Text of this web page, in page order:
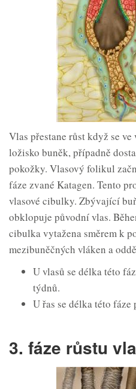
Vlas přestane růst když se
ložisko buněk, případně
pokožky. Vlasový folikul
fáze zvané Katagen. Tento
vlasové cibulky. Zbývající
obklopuje původní vlas.
cibulka vytažena směrem k
mezibuněčných vláken a
U vlasů se délka této
týdnů.
U řas se délka této
3. fáze růstu